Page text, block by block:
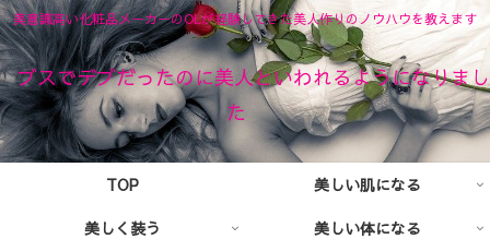
美意識高い化粧品メーカーのOLが経験してきた美人作りのノウハウを教えます
ブスでデブだったのに美人といわれるようになりまし
た
TOP
美しい肌になる
美しく装う
美しい体になる